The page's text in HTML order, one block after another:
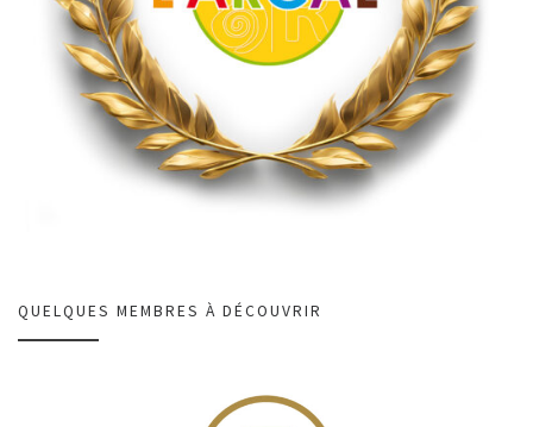
QUELQUES MEMBRES À DÉCOUVRIR